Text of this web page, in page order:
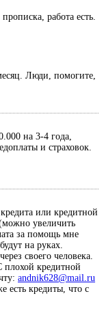
работа есть.
Люди, помогите,
на 3-4 года,
и страховок.
или кредитной
увеличить
за помощь мне
на руках.
своего человека.
кредитной
andnik628@mail.ru
есть кредиты, что с